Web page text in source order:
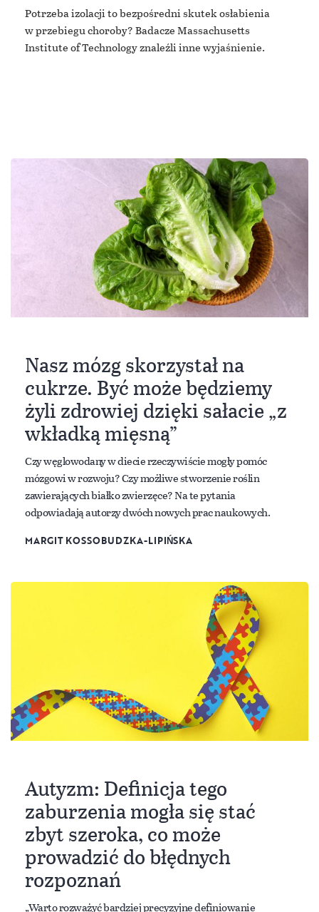
Potrzeba izolacji to bezpośredni skutek osłabienia
w przebiegu choroby? Badacze Massachusetts
Institute of Technology znaleźli inne wyjaśnienie.
Nasz mózg skorzystał na
cukrze. Być może będziemy
żyli zdrowiej dzięki sałacie „z
wkładką mięsną”
Czy węglowodany w diecie rzeczywiście mogły pomóc
mózgowi w rozwoju? Czy możliwe stworzenie roślin
zawierających białko zwierzęce? Na te pytania
odpowiadają autorzy dwóch nowych prac naukowych.
MARGIT KOSSOBUDZKA-LIPIŃSKA
Autyzm: Definicja tego
zaburzenia mogła się stać
zbyt szeroka, co może
prowadzić do błędnych
rozpoznań
„Warto rozważyć bardziej precyzyjne definiowanie